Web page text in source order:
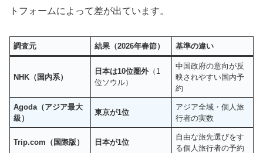
トフォームによって差が出ています。
調査元 結果（2026年春節） 基準の違い
NHK（国内系）
日本は10位圏外 （1
位ソウル）
中国政府の意向が反
映されやすい国内予
約
Agoda（アジア最大
級）
東京が1位
アジア全域・個人旅
行者の実数
Trip.com（国際版） 日本が1位
自由な旅先選びをす
る個人旅行者の予約